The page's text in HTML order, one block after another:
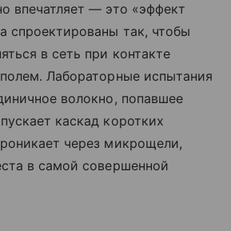
впечатляет — это «эффект
спроектированы так, чтобы
в сеть при контакте
Лабораторные испытания
волокно, попавшее
каскад коротких
через микрощели,
в самой совершенной